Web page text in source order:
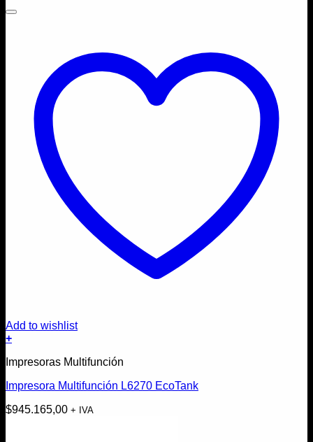
Add to wishlist
+
Impresoras Multifunción
Impresora Multifunción L6270 EcoTank
$945.165,00 + IVA